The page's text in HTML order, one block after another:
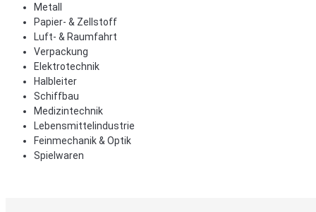
Metall
Papier- & Zellstoff
Luft- & Raumfahrt
Verpackung
Elektrotechnik
Halbleiter
Schiffbau
Medizintechnik
Lebensmittelindustrie
Feinmechanik & Optik
Spielwaren